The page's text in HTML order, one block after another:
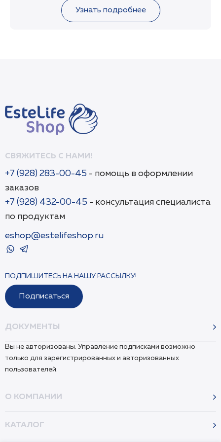
Finistere Recovery Peptide Cream-mask.
Узнать подробнее
ДОКУМЕНТЫ
Вы не авторизованы. Управление подписками возможно
только для зарегистрированных и авторизованных
пользователей.
О КОМПАНИИ
КАТАЛОГ
СВЯЖИТЕСЬ С НАМИ!
+7 (928) 283-00-45 - помощь в оформлении
заказов
+7 (928) 432-00-45 - консультация специалиста
по продуктам
eshop@estelifeshop.ru
ПОДПИШИТЕСЬ НА НАШУ РАССЫЛКУ!
Подписаться